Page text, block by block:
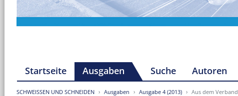
Startseite Ausgaben Suche Autoren
SCHWEISSEN UND SCHNEIDEN Ausgaben Ausgabe 4 (2013) Aus dem Verband